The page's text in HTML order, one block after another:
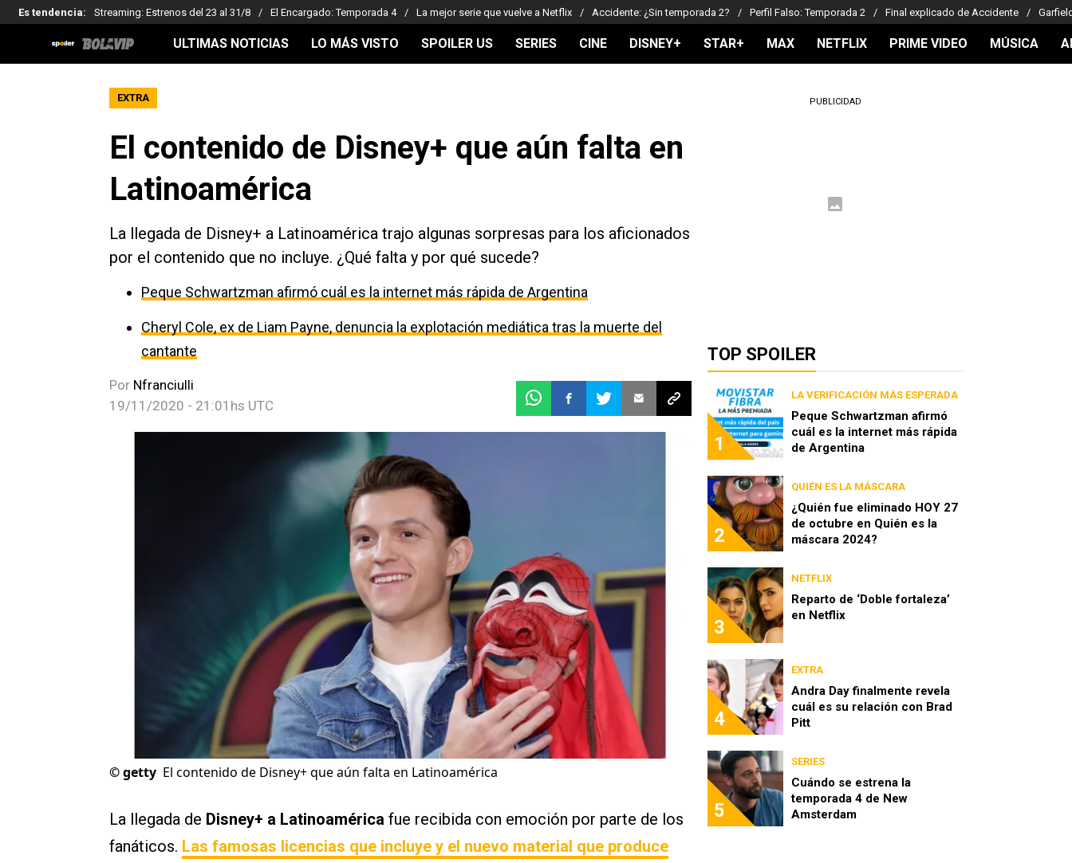
Es tendencia: Streaming: Estrenos del 23 al 31/8 El Encargado: Temporada 4 La mejor serie que vuelve a Netflix Accidente: ¿Sin temporada 2? Perfil Falso: Temporada 2 Final explicado de Accidente
ULTIMAS NOTICIAS LO MÁS VISTO SPOILER US SERIES CINE DISNEY+ STAR+ MAX NETFLIX PRIME VIDEO MÚSICA
EXTRA
El contenido de Disney+ que aún falta en
Latinoamérica
La llegada de Disney+ a Latinoamérica trajo algunas sorpresas para los aficionados
por el contenido que no incluye. ¿Qué falta y por qué sucede?
Peque Schwartzman afirmó cuál es la internet más rápida de Argentina
Cheryl Cole, ex de Liam Payne, denuncia la explotación mediática tras la muerte del
cantante
Por Nfranciulli
19/11/2020 - 21:01hs UTC
©getty El contenido de Disney+ que aún falta en Latinoamérica
La llegada de Disney+ a Latinoamérica fue recibida con emoción por parte de los
fanáticos. Las famosas licencias que incluye y el nuevo material que produce
PUBLICIDAD
TOP SPOILER
1
LA VERIFICACIÓN MÁS ESPERADA
Peque Schwartzman afirmó
cuál es la internet más rápida
de Argentina
2
QUIÉN ES LA MÁSCARA
¿Quién fue eliminado HOY 27
de octubre en Quién es la
máscara 2024?
3
NETFLIX
Reparto de ‘Doble fortaleza’
en Netflix
4
EXTRA
Andra Day finalmente revela
cuál es su relación con Brad
Pitt
5
SERIES
Cuándo se estrena la
temporada 4 de New
Amsterdam